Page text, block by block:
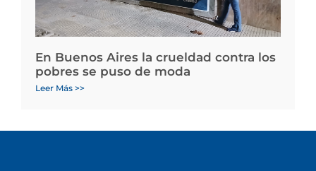
En Buenos Aires la crueldad contra los
pobres se puso de moda
Leer Más >>